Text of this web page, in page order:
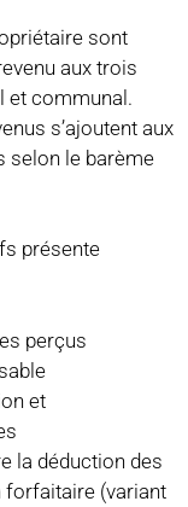
sont
aux trois
et communal.
s’ajoutent aux
selon le barème
présente
perçus
et
la déduction des
(variant